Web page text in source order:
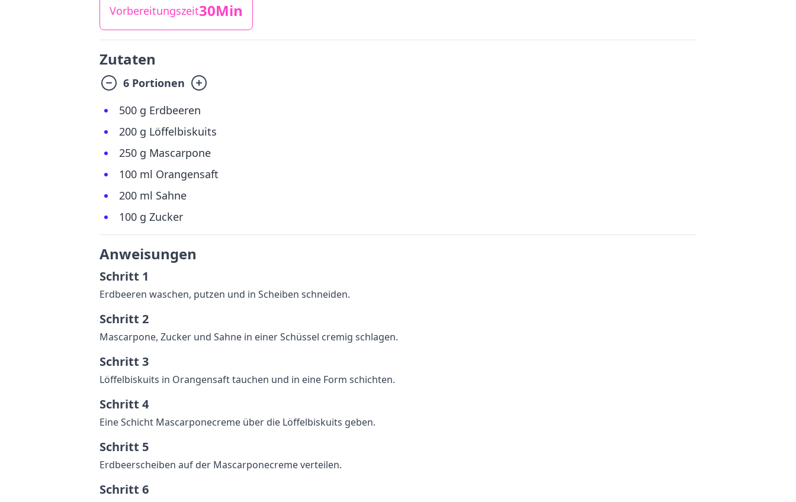
Vorbereitungszeit30Min
Zutaten
6 Portionen
500 g Erdbeeren
200 g Löffelbiskuits
250 g Mascarpone
100 ml Orangensaft
200 ml Sahne
100 g Zucker
Anweisungen
Schritt 1
Erdbeeren waschen, putzen und in Scheiben schneiden.
Schritt 2
Mascarpone, Zucker und Sahne in einer Schüssel cremig schlagen.
Schritt 3
Löffelbiskuits in Orangensaft tauchen und in eine Form schichten.
Schritt 4
Eine Schicht Mascarponecreme über die Löffelbiskuits geben.
Schritt 5
Erdbeerscheiben auf der Mascarponecreme verteilen.
Schritt 6